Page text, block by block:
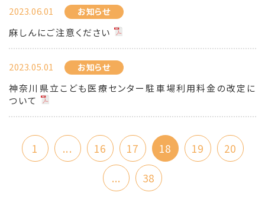
2023.06.01 お知らせ
麻しんにご注意ください
2023.05.01 お知らせ
神奈川県立こども医療センター駐車場利用料金の改定に
ついて
1 ... 16 17 18 19
20
...
38